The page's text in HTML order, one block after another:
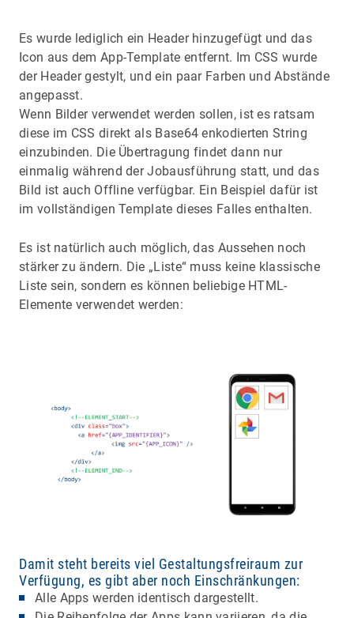
Es wurde lediglich ein Header hinzugefügt und das
Icon aus dem App-Template entfernt. Im CSS wurde
der Header gestylt, und ein paar Farben und Abstände
angepasst.
Wenn Bilder verwendet werden sollen, ist es ratsam
diese im CSS direkt als Base64 enkodierten String
einzubinden. Die Übertragung findet dann nur
einmalig während der Jobausführung statt, und das
Bild ist auch Offline verfügbar. Ein Beispiel dafür ist
im vollständigen Template dieses Falles enthalten.
Es ist natürlich auch möglich, das Aussehen noch
stärker zu ändern. Die „Liste“ muss keine klassische
Liste sein, sondern es können beliebige HTML-
Elemente verwendet werden:
Damit steht bereits viel Gestaltungsfreiraum zur
Verfügung, es gibt aber noch Einschränkungen:
Alle Apps werden identisch dargestellt.